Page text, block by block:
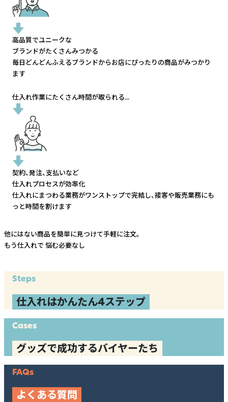
高品質でユニークな
ブランドがたくさんみつかる
毎日どんどんふえるブランドからお店にぴったりの商品がみつかり
ます
仕入れ作業にたくさん時間が取られる...
契約、発注、支払いなど
仕入れプロセスが効率化
仕入れにまつわる業務がワンストップで完結し、接客や販売業務にも
っと時間を割けます
他にはない商品を簡単に見つけて手軽に注文。
もう仕入れで 悩む必要なし
Steps
仕入れはかんたん4ステップ
Cases
グッズで成功するバイヤーたち
FAQs
よくある質問